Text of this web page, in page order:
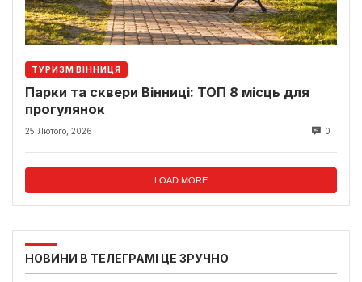
ТУРИЗМ ВІННИЦЯ
Парки та сквери Вінниці: ТОП 8 місць для
прогулянок
25 Лютого, 2026 0
LOAD MORE
НОВИНИ В ТЕЛЕГРАМІ ЦЕ ЗРУЧНО